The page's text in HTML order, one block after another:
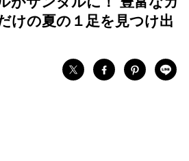
けの夏の１足を見つけ出